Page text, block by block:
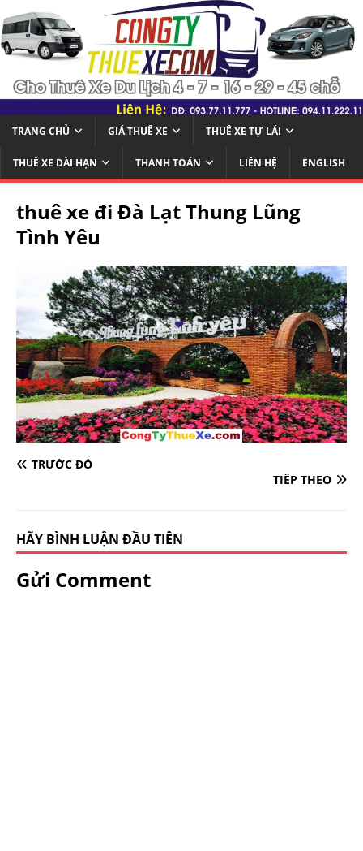
TRANG CHỦ GIÁ THUÊ XE THUÊ XE TỰ LÁI
THUÊ XE DÀI HẠN THANH TOÁN LIÊN HỆ ENGLISH
thuê xe đi Đà Lạt Thung Lũng
Tình Yêu
TRƯỚC ĐÓ
TIẾP THEO
HÃY BÌNH LUẬN ĐẦU TIÊN
Gửi Comment